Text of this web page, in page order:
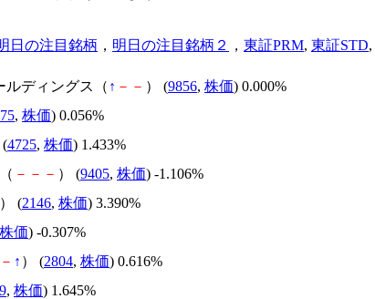
日の注目銘柄 ， 明日の注目銘柄２ ， 東証PRM, 東証STD,
ルディングス（ ↑ － － ） (9856, 株価) 0.000%
, 株価) 0.056%
(4725, 株価) 1.433%
－ － － ） (9405, 株価) -1.106%
） (2146, 株価) 3.390%
株価) -0.307%
－ ↑ ） (2804, 株価) 0.616%
, 株価) 1.645%